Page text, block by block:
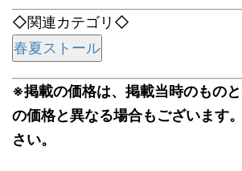
◇関連カテゴリ◇
春夏ストール
※掲載の価格は、掲載当時のもの
の価格と異なる場合もございます
さい。